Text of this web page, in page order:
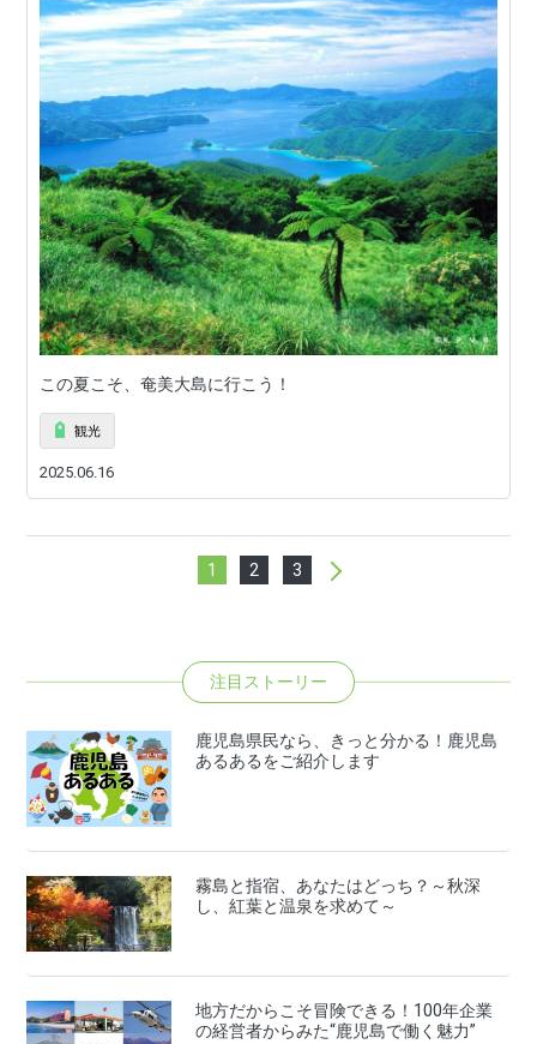
この夏こそ、奄美大島に行こう！
観光
2025.06.16
1 2 3
注目ストーリー
鹿児島県民なら、きっと分かる！鹿児島
あるあるをご紹介します
霧島と指宿、あなたはどっち？～秋深
し、紅葉と温泉を求めて～
地方だからこそ冒険できる！100年企業
の経営者からみた“鹿児島で働く魅力”